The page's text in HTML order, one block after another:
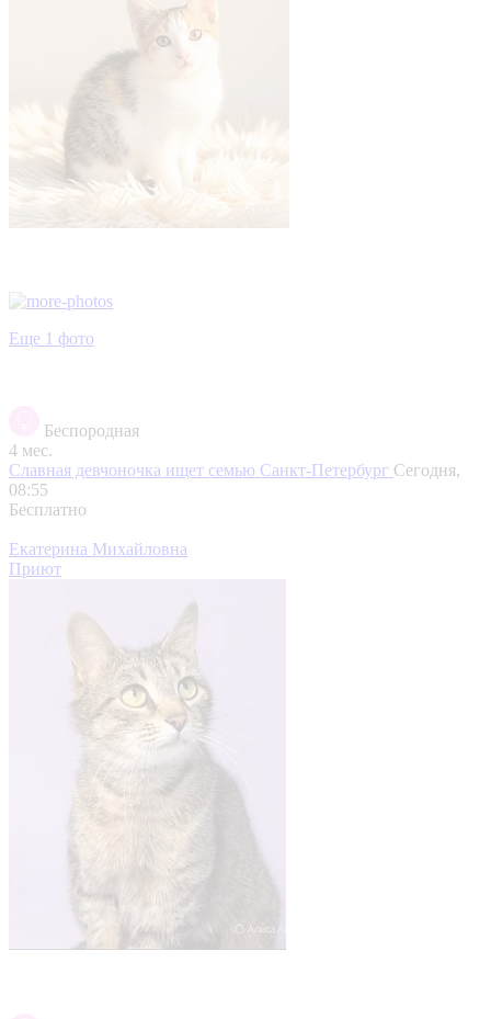
Еще 1 фото
Беспородная
4 мес.
Славная девчоночка ищет семью Санкт-Петербург Сегодня,
08:55
Бесплатно
Екатерина Михайловна
Приют